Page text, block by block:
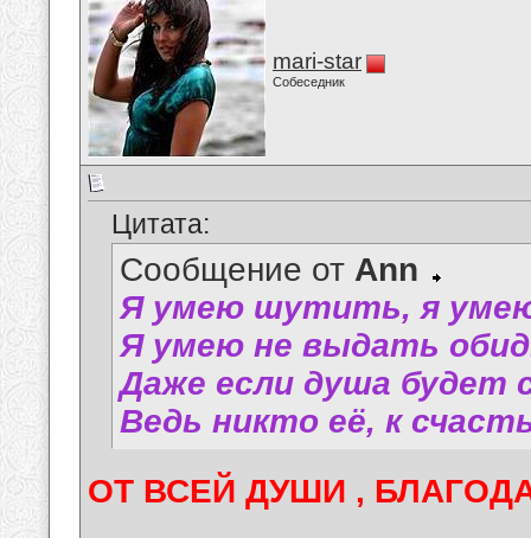
mari-star
Собеседник
Цитата:
Сообщение от Аnn
Я умею шутить, я
Я умею не выдать
Даже если душа будет
Ведь никто её, к
ОТ ВСЕЙ ДУШИ ,